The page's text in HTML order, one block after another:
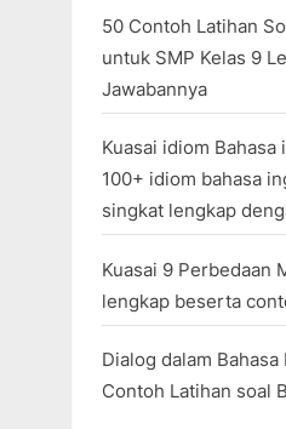
50 Contoh Latihan
untuk SMP Kelas 9
Jawabannya
Kuasai idiom
100+ idiom bahasa
singkat lengkap
Kuasai 9 Perbedaan
lengkap beserta
Dialog dalam
Contoh Latihan soal